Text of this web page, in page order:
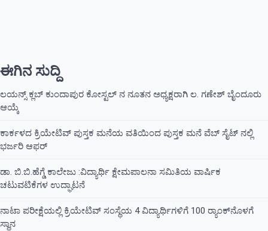
ಈಗಿನ ಸುದ್ದಿ
ಲಯನ್ಸ್ ಕ್ಲಬ್ ಕುಂದಾಪುರ ಕೋಸ್ಟಲ್ ನ ನೂತನ ಅಧ್ಯಕ್ಷರಾಗಿ ಲ. ಗಣೇಶ್ ಬೈಂದೂರು
ಆಯ್ಕೆ
ಕಾರ್ಕಳದ ಕ್ರಿಯೇಟಿವ್ ಪುಸ್ತಕ ಮನೆಯ ವತಿಯಿಂದ ಪುಸ್ತಕ ಮನೆ ವೆಬ್ ಸೈಟ್ ನಲ್ಲಿ
ಭರ್ಜರಿ ಆಫರ್
ಡಾ. ಬಿ.ಬಿ.ಹೆಗ್ಡೆ ಕಾಲೇಜು :ವಿದ್ಯಾರ್ಥಿ ಕ್ಷೇಮಪಾಲನಾ ಸಮಿತಿಯ ವಾರ್ಷಿಕ
ಚಟುವಟಿಕೆಗಳ ಉದ್ಘಾಟನೆ
ನಾಟಾ ಪರೀಕ್ಷೆಯಲ್ಲಿ ಕ್ರಿಯೇಟಿವ್ ಸಂಸ್ಥೆಯ 4 ವಿದ್ಯಾರ್ಥಿಗಳಿಗೆ 100 ರ‍್ಯಾಂಕ್‌ನೊಳಗೆ
ಸ್ಥಾನ